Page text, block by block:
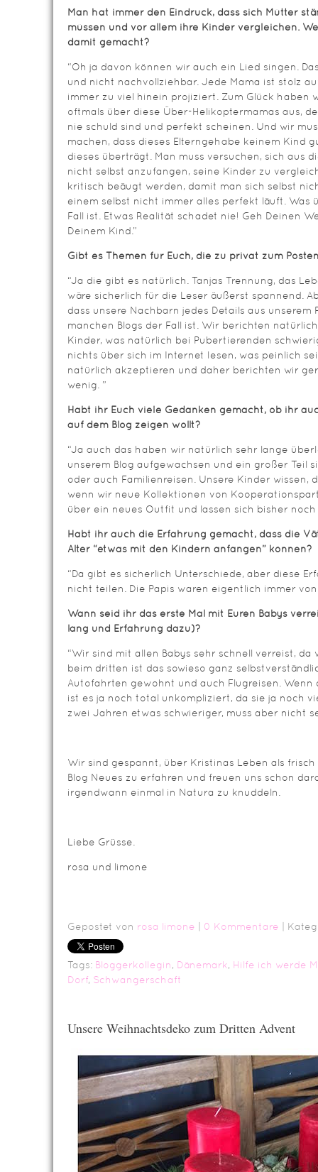
Man hat immer den Eindruck, dass sich Mütter
müssen und vor allem ihre Kinder vergleichen.
damit gemacht?
“Oh ja davon können wir auch ein Lied singen.
und nicht nachvollziehbar. Jede Mama ist stolz
immer zu viel hinein projiziert. Zum Glück haben
oftmals über diese Über-Helikoptermamas aus,
nie schuld sind und perfekt scheinen. Und wir
machen, dass dieses Elterngehabe keinem Kind
dieses überträgt. Man muss versuchen, sich aus
nicht selbst anzufangen, seine Kinder zu
kritisch beäugt werden, damit man sich selbst
einem selbst nicht immer alles perfekt läuft. Was
Fall ist. Etwas Realität schadet nie! Geh Deinen
Deinem Kind.”
Gibt es Themen für Euch, die zu privat zum
“Ja die gibt es natürlich. Tanjas Trennung, das
wäre sicherlich für die Leser äußerst spannend.
dass unsere Nachbarn jedes Details aus
manchen Blogs der Fall ist. Wir berichten
Kinder, was natürlich bei Pubertierenden
nichts über sich im Internet lesen, was peinlich
natürlich akzeptieren und daher berichten wir
wenig. ”
Habt ihr Euch viele Gedanken gemacht, ob ihr
auf dem Blog zeigen wollt?
“Ja auch das haben wir natürlich sehr lange
unserem Blog aufgewachsen und ein großer Teil
oder auch Familienreisen. Unsere Kinder wissen,
wenn wir neue Kollektionen von
über ein neues Outfit und lassen sich bisher
Habt ihr auch die Erfahrung gemacht, dass die
Alter “etwas mit den Kindern anfangen” können?
“Da gibt es sicherlich Unterschiede, aber diese
nicht teilen. Die Papis waren eigentlich immer
Wann seid ihr das erste Mal mit Euren Babys
lang und Erfahrung dazu)?
“Wir sind mit allen Babys sehr schnell verreist,
beim dritten ist das sowieso ganz
Autofahrten gewohnt und auch Flugreisen. Wenn
ist es ja noch total unkompliziert, da sie ja noch
zwei Jahren etwas schwieriger, muss aber nicht
Wir sind gespannt, über Kristinas Leben als
Blog Neues zu erfahren und freuen uns schon
irgendwann einmal in Natura zu knuddeln.
Liebe Grüsse.
rosa und limone
Gepostet von rosa limone 0 Kommentare |
Tags: Bloggerkollegin, Dänemark, Hilfe ich werde
Dorf, Schwangerschaft
Unsere Weihnachtsdeko zum Dritten Advent